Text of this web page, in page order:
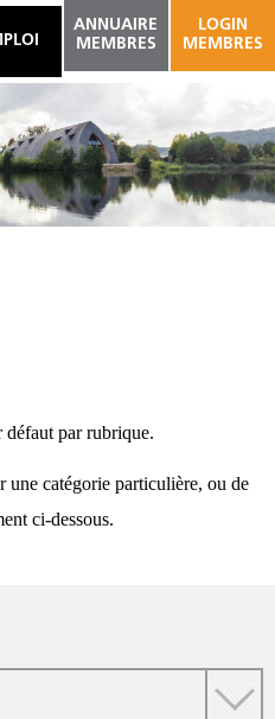
ANNUAIRE
MEMBRES
LOGIN
MEMBRES
défaut par rubrique.
une catégorie particulière, ou de
ci-dessous.